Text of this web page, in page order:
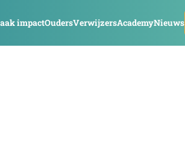
impactOudersVerwijzersAcademyNieuws